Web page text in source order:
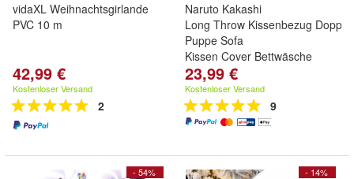
vidaXL Weihnachtsgirlande
PVC 10 m
42,99 €
Kostenloser Versand
2
Naruto Kakashi
Long Throw Kissenbezug
Puppe Sofa
Kissen Cover Bettwäsche
23,99 €
Kostenloser Versand
9
- 54% - 14%